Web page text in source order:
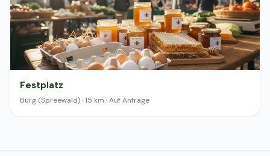
Festplatz
Burg (Spreewald) · 15 km · Auf Anfrage